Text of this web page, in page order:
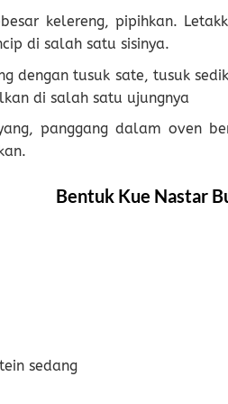
kelereng, pipihkan.
di salah satu sisinya.
dengan tusuk sate, tusuk
di salah satu ujungnya
panggang dalam oven
Bentuk Kue Nastar
sedang